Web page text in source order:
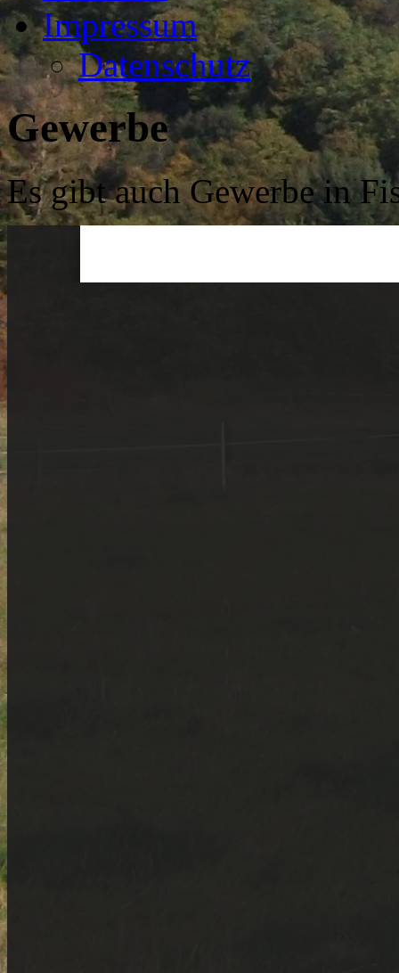
Impressum
Datenschutz
Gewerbe
Es gibt auch Gewerbe in